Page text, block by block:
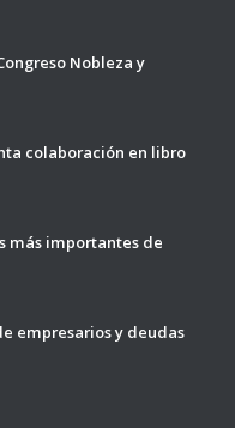
Nobleza y
colaboración en libro
más importantes de
empresarios y deudas